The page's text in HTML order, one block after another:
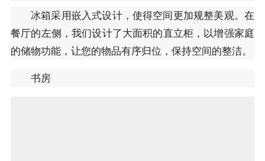
冰箱采用嵌入式设计，使得空间更加规整美观。在
餐厅的左侧，我们设计了大面积的直立柜，以增强家庭
的储物功能，让您的物品有序归位，保持空间的整洁。
书房